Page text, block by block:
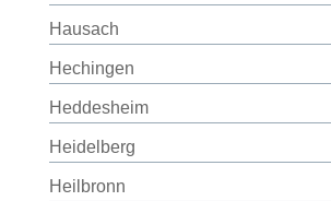
Hausach
Hechingen
Heddesheim
Heidelberg
Heilbronn